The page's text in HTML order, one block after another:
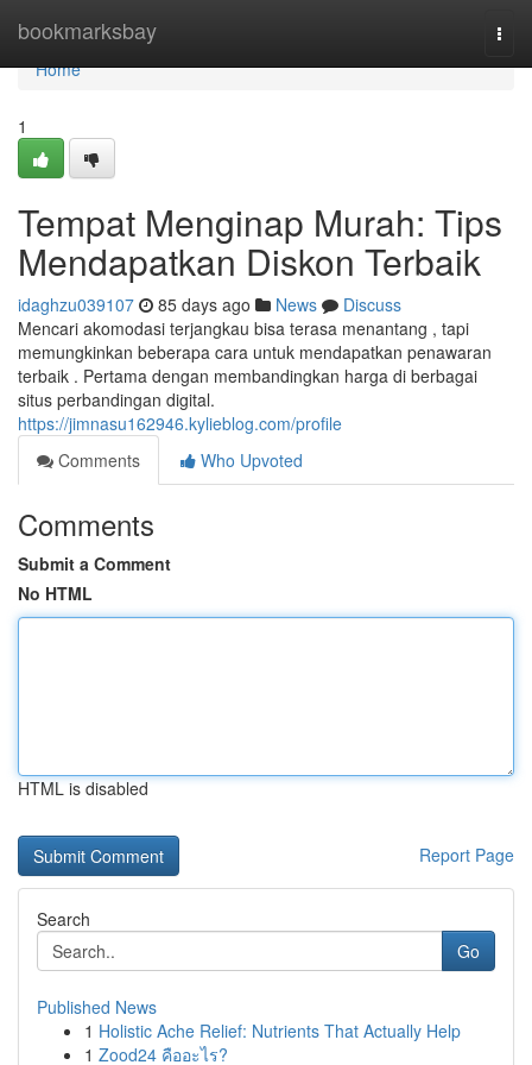
bookmarksbay
Home
Home
1
Tempat Menginap Murah: Tips
Mendapatkan Diskon Terbaik
idaghzu039107 85 days ago News
Discuss
Mencari akomodasi terjangkau bisa terasa menantang , tapi
memungkinkan beberapa cara untuk mendapatkan penawaran
terbaik . Pertama dengan membandingkan harga di berbagai
situs perbandingan digital.
https://jimnasu162946.kylieblog.com/profile
Comments
Who Upvoted
Comments
Submit a Comment
No HTML
HTML is disabled
Report Page
Search
Go
Published News
1 Holistic Ache Relief: Nutrients That Actually Help
1 Zood24 คืออะไร?